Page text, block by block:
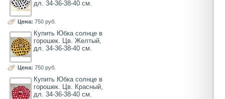
дл. 34-36-38-40 см.
Цена: 750 руб.
Купить Юбка солнце в
горошек. Цв. Желтый,
дл. 34-36-38-40 см.
Цена: 750 руб.
Купить Юбка солнце в
горошек. Цв. Красный,
дл. 34-36-38-40 см.